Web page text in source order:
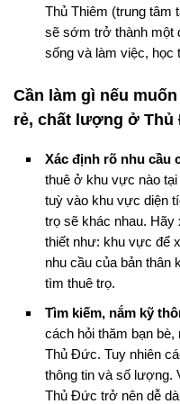
Thủ Thiêm (trung tâm
sẽ sớm trở thành một
sống và làm việc, học
Cần làm gì nếu
rẻ, chất lượng ở Thủ
Xác định rõ nhu cầu
thuê ở khu vực nào
tuỳ vào khu vực diện
trọ sẽ khác nhau. Hãy
thiết như: khu vực để
nhu cầu của bản thân
tìm thuê trọ.
Tìm kiếm, nắm kỹ
cách hỏi thăm bạn
Thủ Đức. Tuy nhiên
thông tin và số lượng.
Thủ Đức trở nên dễ